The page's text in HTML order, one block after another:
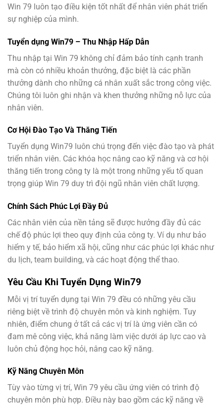
Win 79 luôn tạo điều kiện tốt nhất để nhân viên phát triển
sự nghiệp của mình.
Tuyển dụng Win79 – Thu Nhập Hấp Dẫn
Thu nhập tại Win 79 không chỉ đảm bảo tính cạnh tranh
mà còn có nhiều khoản thưởng, đặc biệt là các phần
thưởng dành cho những cá nhân xuất sắc trong công việc.
Chúng tôi luôn ghi nhận và khen thưởng những nỗ lực của
nhân viên.
Cơ Hội Đào Tạo Và Thăng Tiến
Tuyển dụng Win79 luôn chú trọng đến việc đào tạo và phát
triển nhân viên. Các khóa học nâng cao kỹ năng và cơ hội
thăng tiến trong công ty là một trong những yếu tố quan
trọng giúp Win 79 duy trì đội ngũ nhân viên chất lượng.
Chính Sách Phúc Lợi Đầy Đủ
Các nhân viên của nền tảng sẽ được hưởng đầy đủ các
chế độ phúc lợi theo quy định của công ty. Ví dụ như bảo
hiểm y tế, bảo hiểm xã hội, cũng như các phúc lợi khác như
du lịch, team building, và các hoạt động thể thao.
Yêu Cầu Khi Tuyển Dụng Win79
Mỗi vị trí tuyển dụng tại Win 79 đều có những yêu cầu
riêng biệt về trình độ chuyên môn và kinh nghiệm. Tuy
nhiên, điểm chung ở tất cả các vị trí là ứng viên cần có
đam mê công việc, khả năng làm việc dưới áp lực cao và
luôn chủ động học hỏi, nâng cao kỹ năng.
Kỹ Năng Chuyên Môn
Tùy vào từng vị trí, Win 79 yêu cầu ứng viên có trình độ
chuyên môn phù hợp. Điều này bao gồm các kỹ năng về